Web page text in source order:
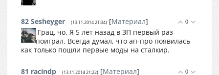
0
82 Sesheyger (13.11.2014 21:34) [Материал]
Грац, чо. Я 5 лет назад в ЗП первый раз
поиграл. Всегда думал, что ап-про появилась
как только пошли первые моды на сталкир.
0
81 racindp (13.11.2014 21:22) [Материал]